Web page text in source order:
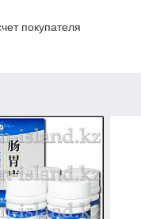
покупателя